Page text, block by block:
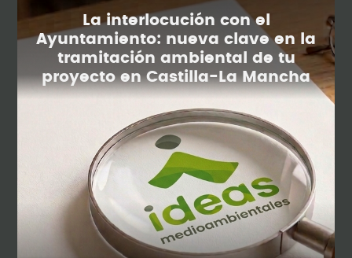
La interlocución con el
Ayuntamiento: nueva clave en la
tramitación ambiental de tu
proyecto en Castilla-La Mancha